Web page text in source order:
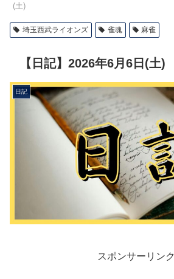
(土)
埼玉西武ライオンズ 雀魂 麻雀
【日記】2026年6月6日(土)
日記
スポンサーリンク